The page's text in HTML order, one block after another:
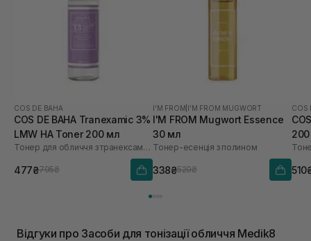
COS DE BAHA
COS DE BAHA Tranexamic 3%
LMW HA Toner 200 мл
Тонер для обличчя з транексамовою кислотою
477₴795₴
I'M FROM I'M FROM MUGWORT
I'M FROM Mugwort Essence
30 мл
Тонер-есенція з полином
338₴520₴
COS
Відгуки про Засоби для тонізації обличчя Medik8